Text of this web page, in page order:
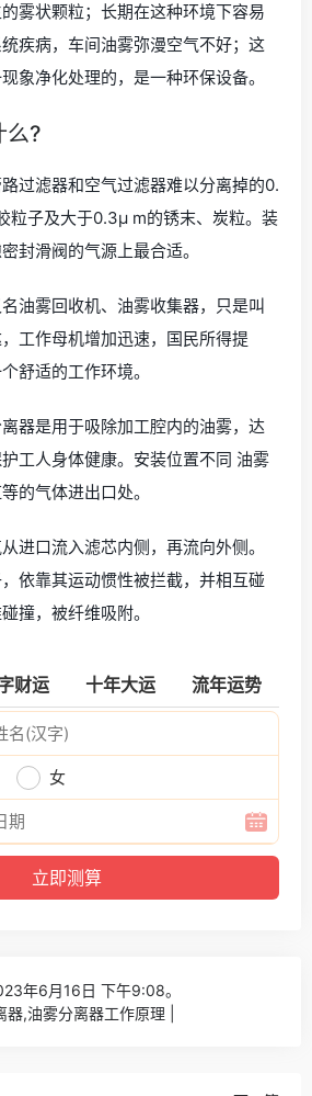
雾状颗粒；长期在这种环境下容易
疾病，车间油雾弥漫空气不好；这
象净化处理的，是一种环保设备。
么?
过滤器和空气过滤器难以分离掉的0.
粒子及大于0.3μ m的锈末、炭粒。装
封滑阀的气源上最合适。
油雾回收机、油雾收集器，只是叫
工作母机增加迅速，国民所得提
舒适的工作环境。
器是用于吸除加工腔内的油雾，达
工人身体健康。安装位置不同 油雾
的气体进出口处。
进口流入滤芯内侧，再流向外侧。
依靠其运动惯性被拦截，并相互碰
撞，被纤维吸附。
财运 十年大运 流年运势
女
年6月16日 下午9:08。
器,油雾分离器工作原理 |